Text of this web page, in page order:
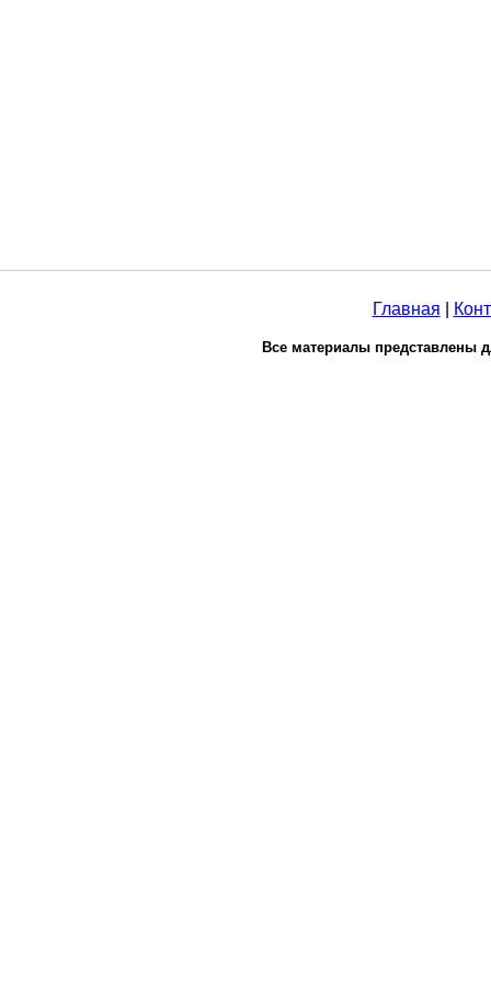
Главная
Все материалы представлены